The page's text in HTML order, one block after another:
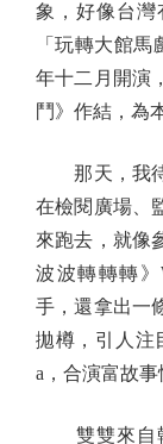
象，好像台灣
「玩轉大館
年十二月開演
鬥》作結，為
那天，我待
在檢閱廣場、
來跑去，就像
波波轉轉轉》
手，還拿出一
拋樽，引人注
a，合演富故事
雙雙來自韓